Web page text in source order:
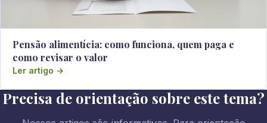
Pensão alimentícia: como funciona, quem paga e
como revisar o valor
Ler artigo →
Precisa de orientação sobre este tema?